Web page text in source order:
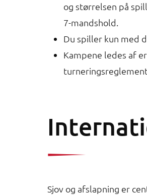
og størrelsen på
7-mandshold.
Du spiller kun med
Kampene ledes af
Sjov og afslapning er